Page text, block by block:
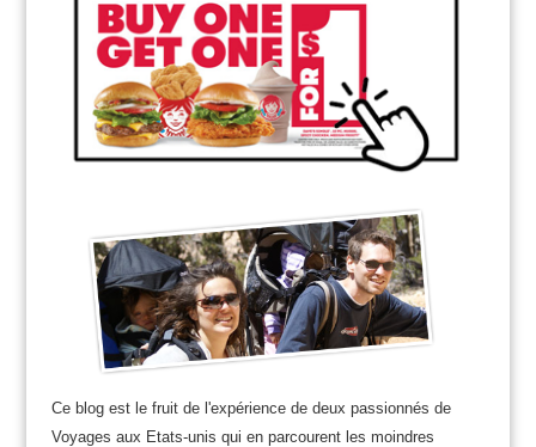
Ce blog est le fruit de l'expérience de deux passionnés de
Voyages aux Etats-unis qui en parcourent les moindres